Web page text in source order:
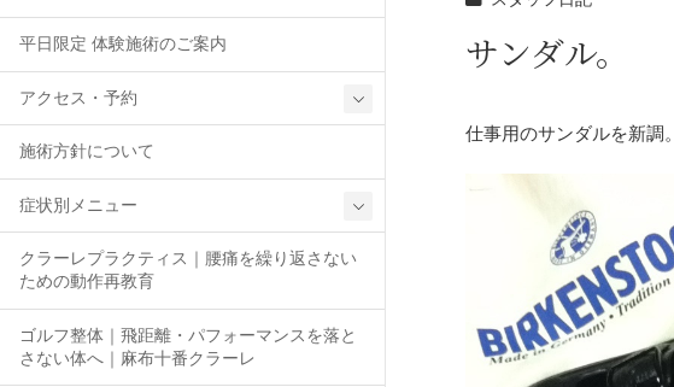
平日限定 体験施術のご案内
アクセス・予約
施術方針について
症状別メニュー
クラーレプラクティス｜腰痛を繰り返さない
ための動作再教育
ゴルフ整体｜飛距離・パフォーマンスを落と
さない体へ｜麻布十番クラーレ
サンダル。
仕事用のサンダルを新調。